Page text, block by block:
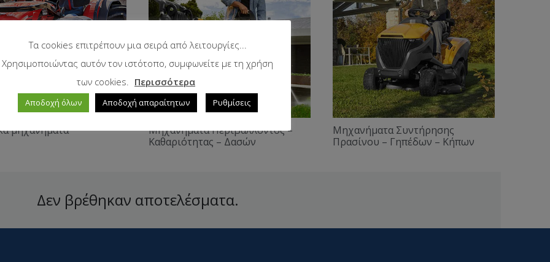
μηχανήματα
Μηχανήματα Περιβάλλοντος –
Καθαριότητας – Δασών
Μηχανήματα Συντήρησης
Πρασίνου – Γηπέδων – Κήπων
Δεν βρέθηκαν αποτελέσματα.
Τα cookies επιτρέπουν μια σειρά από λειτουργίες...
Χρησιμοποιώντας αυτόν τον ιστότοπο, συμφωνείτε με τη χρήση
των cookies. Περισσότερα
Αποδοχή όλων Αποδοχή απαραίτητων Ρυθμίσεις